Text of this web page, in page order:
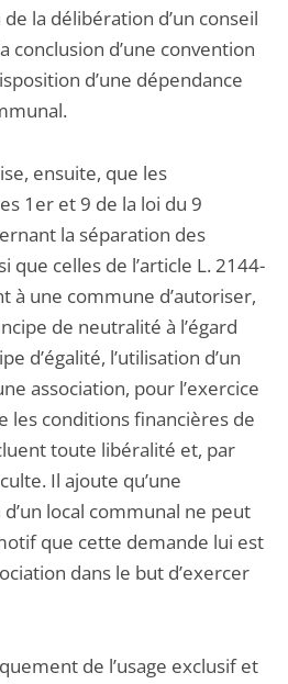
la délibération d’un conseil
conclusion d’une convention
d’une dépendance
ensuite, que les
1er et 9 de la loi du 9
la séparation des
que celles de l’article L. 2144-
à une commune d’autoriser,
de neutralité à l’égard
d’égalité, l’utilisation d’un
association, pour l’exercice
les conditions financières de
toute libéralité et, par
Il ajoute qu’une
local communal ne peut
que cette demande lui est
dans le but d’exercer
de l’usage exclusif et